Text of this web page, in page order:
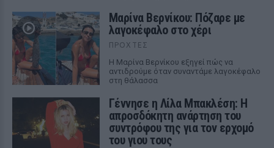
Μαρίνα Βερνίκου: Πόζαρε με
λαγοκέφαλο στο χέρι
ΠΡΟΧΤΈΣ
Η Μαρίνα Βερνίκου εξηγεί πώς να
αντιδρούμε όταν συναντάμε λαγοκέφαλο
στη θάλασσα
Γέννησε η Λίλα Μπακλέση: Η
απροσδόκητη ανάρτηση του
συντρόφου της για τον ερχομό
του γιου τους